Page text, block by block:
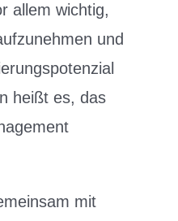
allem wichtig,
und
heißt es, das
mit